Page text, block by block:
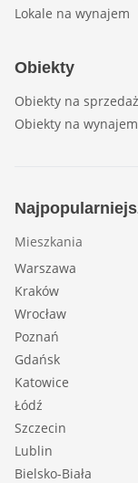
Lokale na wynajem
Obiekty
Obiekty na sprzedaż
Obiekty na wynajem
Mieszkania
Warszawa
Kraków
Wrocław
Poznań
Gdańsk
Katowice
Łódź
Szczecin
Lublin
Bielsko-Biała